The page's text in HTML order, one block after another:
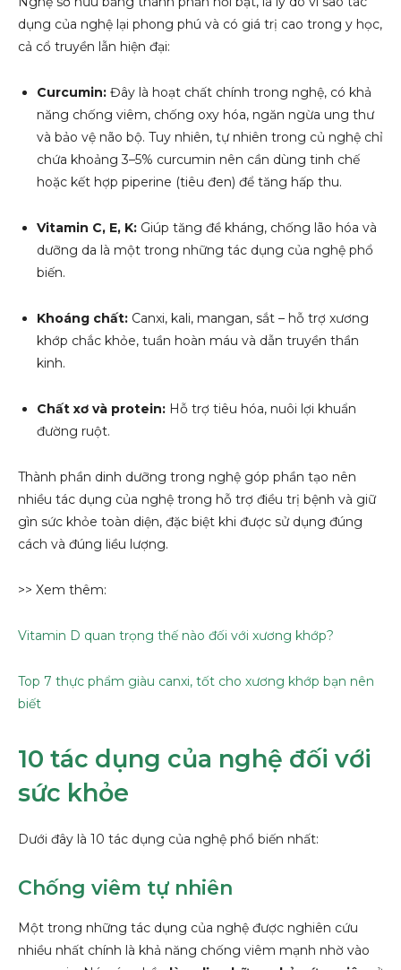
dụng của nghệ lại phong phú và có giá trị cao trong y học,
cả cổ truyền lẫn hiện đại:
Curcumin: Đây là hoạt chất chính trong nghệ, có khả
năng chống viêm, chống oxy hóa, ngăn ngừa ung thư
và bảo vệ não bộ. Tuy nhiên, tự nhiên trong củ nghệ chỉ
chứa khoảng 3–5% curcumin nên cần dùng tinh chế
hoặc kết hợp piperine (tiêu đen) để tăng hấp thu.
Vitamin C, E, K: Giúp tăng đề kháng, chống lão hóa và
dưỡng da là một trong những tác dụng của nghệ phổ
biến.
Khoáng chất: Canxi, kali, mangan, sắt – hỗ trợ xương
khớp chắc khỏe, tuần hoàn máu và dẫn truyền thần
kinh.
Chất xơ và protein: Hỗ trợ tiêu hóa, nuôi lợi khuẩn
đường ruột.
Thành phần dinh dưỡng trong nghệ góp phần tạo nên
nhiều tác dụng của nghệ trong hỗ trợ điều trị bệnh và giữ
gìn sức khỏe toàn diện, đặc biệt khi được sử dụng đúng
cách và đúng liều lượng.
>> Xem thêm:
Vitamin D quan trọng thế nào đối với xương khớp?
Top 7 thực phẩm giàu canxi, tốt cho xương khớp bạn nên
biết
10 tác dụng của nghệ đối với
sức khỏe
Dưới đây là 10 tác dụng của nghệ phổ biến nhất:
Chống viêm tự nhiên
Một trong những tác dụng của nghệ được nghiên cứu
nhiều nhất chính là khả năng chống viêm mạnh nhờ vào